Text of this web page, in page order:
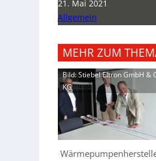
21. Mai 2021
Allgemein
MEHR ZUM
Bild: Stiebel Eltron GmbH &
KG